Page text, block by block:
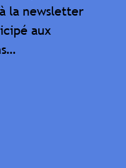
la newsletter
aux